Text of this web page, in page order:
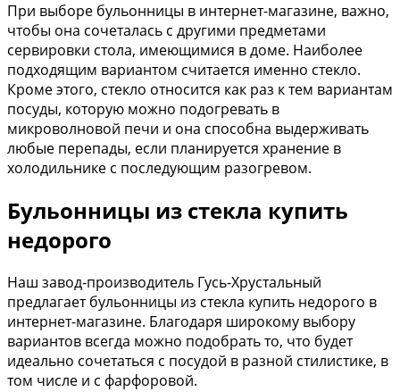
При выборе бульонницы в интернет-магазине, важно,
чтобы она сочеталась с другими предметами
сервировки стола, имеющимися в доме. Наиболее
подходящим вариантом считается именно стекло.
Кроме этого, стекло относится как раз к тем вариантам
посуды, которую можно подогревать в
микроволновой печи и она способна выдерживать
любые перепады, если планируется хранение в
холодильнике с последующим разогревом.
Бульонницы из стекла купить
недорого
Наш завод-производитель Гусь-Хрустальный
предлагает бульонницы из стекла купить недорого в
интернет-магазине. Благодаря широкому выбору
вариантов всегда можно подобрать то, что будет
идеально сочетаться с посудой в разной стилистике, в
том числе и с фарфоровой.